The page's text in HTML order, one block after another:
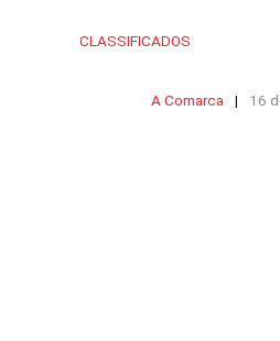
CLASSIFICADOS
A Comarca 16